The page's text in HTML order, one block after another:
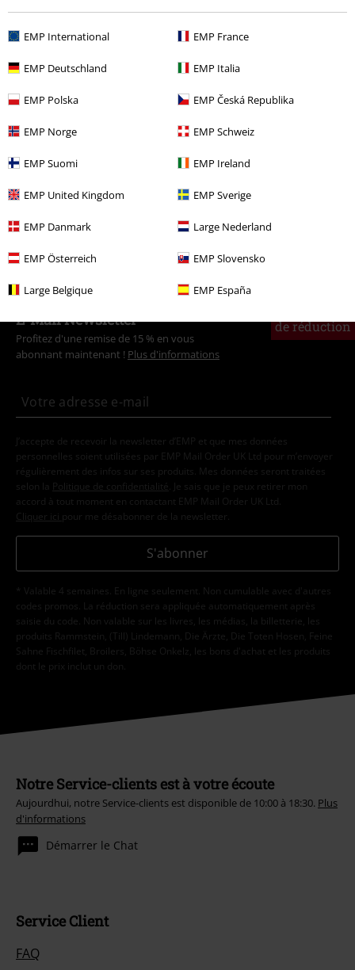
EMP International EMP France
EMP Deutschland EMP Italia
EMP Polska EMP Česká Republika
EMP Norge EMP Schweiz
EMP Suomi EMP Ireland
EMP United Kingdom EMP Sverige
EMP Danmark Large Nederland
EMP Österreich EMP Slovensko
Large Belgique EMP España
Nouveautés T Shirts & Tops
Grandes tailles
Vêtements & accessoires T-shirts
Vêtements T-Shirts & Tops T-Shirts
Homme T-Shirts & Tops T-Shirts
de réduction
E-Mail Newsletter
Profitez d'une remise de 15 % en vous
abonnant maintenant ! Plus d'informations
J’accepte de recevoir la newsletter d’EMP et que mes données
personnelles soient utilisées par EMP Mail Order UK Ltd pour m’envoyer
régulièrement des infos sur ses produits. Mes données seront traitées
selon la
Politique de confidentialité . Je sais que je peux retirer mon
accord à tout moment en contactant EMP Mail Order UK Ltd.
Cliquer ici pour me désabonner de la newsletter.
S'abonner
* Valable 4 semaines. En ligne seulement. Non cumulable avec d'autres
codes promos. La réduction sera appliquée automatiquement après
saisie du code. Non valable sur les livres, les médias, la billetterie, les
produits Rammstein, (Till) Lindemann, Die Ärzte, Die Toten Hosen, Feine
Sahne Fischfilet, Broilers, Böhse Onkelz, les bons d'achat et les produits
dont le prix inclut un don.
Notre Service-clients est à votre écoute
Aujourdhui, notre Service-clients est disponible de 10:00 à 18:30. Plus
d'informations
Démarrer le Chat
Service Client
FAQ